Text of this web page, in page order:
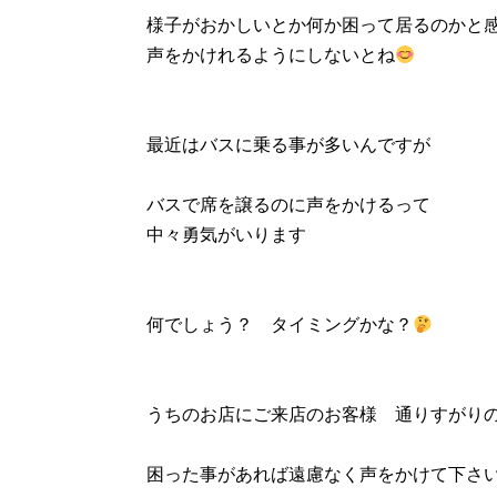
様子がおかしいとか何か困って居るのかと
声をかけれるようにしないとね
最近はバスに乗る事が多いんですが
バスで席を譲るのに声をかけるって
中々勇気がいります
何でしょう？ タイミングかな？
うちのお店にご来店のお客様 通りすがり
困った事があれば遠慮なく声をかけて下さ